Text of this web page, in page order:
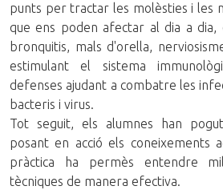
punts per tractar les molèsties i les
que ens poden afectar al dia a dia,
bronquitis, mals d'orella,
estimulant el sistema
defenses ajudant a combatre les
bacteris i virus.
Tot seguit, els alumnes han
posant en acció els coneixements
pràctica ha permès entendre
tècniques de manera efectiva.